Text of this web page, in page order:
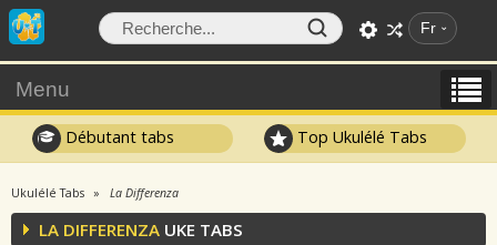
Fr
Menu
Débutant tabs Top Ukulélé Tabs
Ukulélé Tabs La Differenza
LA DIFFERENZA UKE TABS